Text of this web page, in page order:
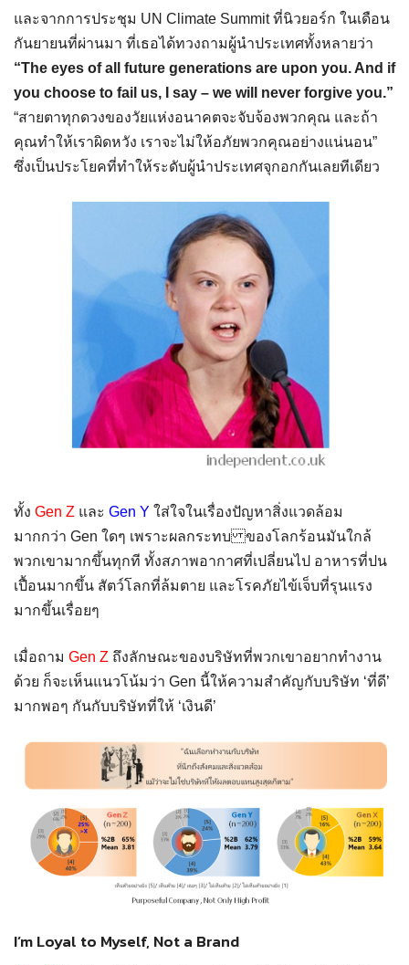
และจากการประชุม UN Climate Summit ที่นิวยอร์ก ในเดือน
กันยายนที่ผ่านมา ที่เธอได้ทวงถามผู้นำประเทศทั้งหลายว่า
“The eyes of all future generations are upon you. And if
you choose to fail us, I say – we will never forgive you.”
“สายตาทุกดวงของวัยแห่งอนาคตจะจับจ้องพวกคุณ และถ้า
คุณทำให้เราผิดหวัง เราจะไม่ให้อภัยพวกคุณอย่างแน่นอน”
ซึ่งเป็นประโยคที่ทำให้ระดับผู้นำประเทศจุกอกกันเลยทีเดียว
ทั้ง Gen Z และ Gen Y ใส่ใจในเรื่องปัญหาสิ่งแวดล้อม
มากกว่า Gen ใดๆ เพราะผลกระทบ ของโลกร้อนมันใกล้
พวกเขามากขึ้นทุกที ทั้งสภาพอากาศที่เปลี่ยนไป อาหารที่ปน
เปื้อนมากขึ้น สัตว์โลกที่ล้มตาย และโรคภัยไข้เจ็บที่รุนแรง
มากขึ้นเรื่อยๆ
เมื่อถาม Gen Z ถึงลักษณะของบริษัทที่พวกเขาอยากทำงาน
ด้วย ก็จะเห็นแนวโน้มว่า Gen นี้ให้ความสำคัญกับบริษัท ‘ที่ดี’
มากพอๆ กันกับบริษัทที่ให้ ‘เงินดี’
I’m Loyal to Myself, Not a Brand